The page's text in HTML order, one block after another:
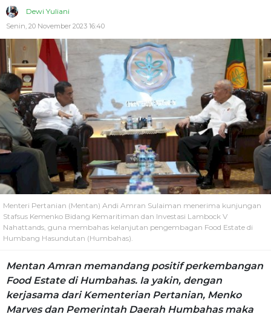
Dewi Yuliani
Senin, 20 November 2023 16:40
Menteri Pertanian (Mentan) Andi Amran Sulaiman menerima kunjungan
Stafsus Kemenko Bidang Kemaritiman dan Investasi Lambock V
Nahattands, guna membahas kelanjutan pengembagan Food Estate di
Humbang Hasundutan (Humbahas).
Mentan Amran memandang positif perkembangan
Food Estate di Humbahas. Ia yakin, dengan
kerjasama dari Kementerian Pertanian, Menko
Marves dan Pemerintah Daerah Humbahas maka